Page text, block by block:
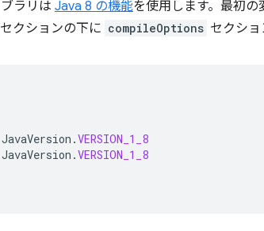
ラリは Java 8 の機能を使用します。最初
セクションの下に compileOptions セクショ
JavaVersion .VERSION_1_8
JavaVersion .VERSION_1_8